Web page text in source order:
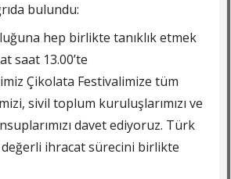
bulundu:
hep birlikte tanıklık etmek
saat 13.00’te
Çikolata Festivalimize tüm
sivil toplum kuruluşlarımızı ve
davet ediyoruz. Türk
değerli ihracat sürecini birlikte